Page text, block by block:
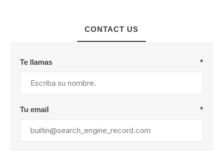
CONTACT US
Te llamas *
Tu email *